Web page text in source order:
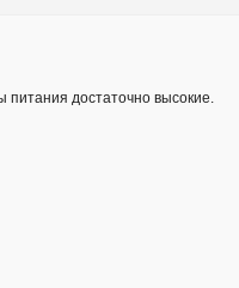
питания достаточно высокие.